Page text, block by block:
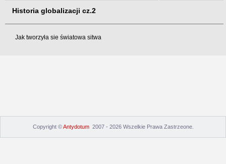
Historia globalizacji cz.2
Jak tworzyła sie światowa sitwa
Copyright ©Antydotum 2007 - 2026 Wszelkie Prawa Zastrzeone.